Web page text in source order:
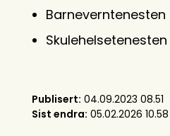
Barneverntenesten
Skulehelsetenesten
Publisert 04.09.2023 08.51
Sist endra 05.02.2026 10.58